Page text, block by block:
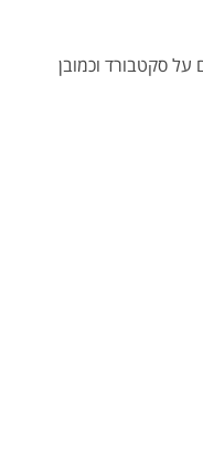
סקטבורד וכמובן